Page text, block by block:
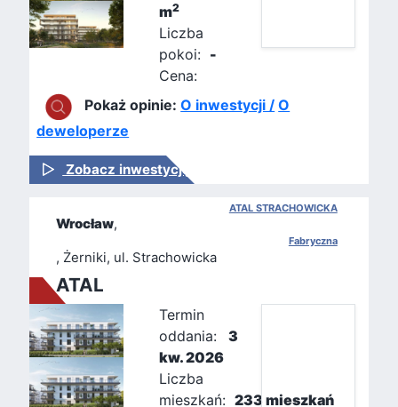
m2
Liczba
pokoi: -
Cena:
Pokaż opinie:O inwestycji / O
deweloperze
Zobacz inwestycję
ATAL STRACHOWICKA
Wrocław,
Fabryczna
, Żerniki, ul. Strachowicka
ATAL
Termin
oddania:
3
kw. 2026
Liczba
mieszkań: 233 mieszkań